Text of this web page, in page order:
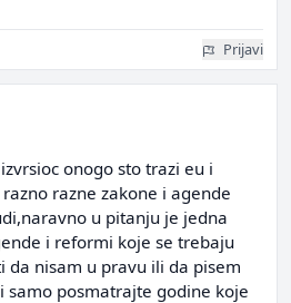
Prijavi
onogo sto trazi eu i
razne zakone i agende
u pitanju je jedna
i reformi koje se trebaju
da nisam u pravu ili da pisem
samo posmatrajte godine koje